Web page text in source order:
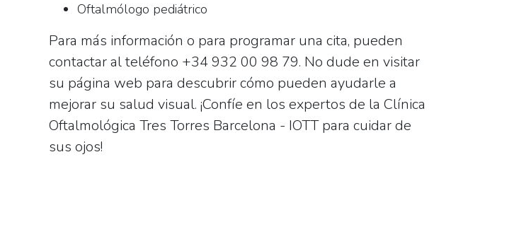
Oftalmólogo pediátrico
Para más información o para programar una cita, pueden
contactar al teléfono +34 932 00 98 79. No dude en visitar
su página web para descubrir cómo pueden ayudarle a
mejorar su salud visual. ¡Confíe en los expertos de la Clínica
Oftalmológica Tres Torres Barcelona - IOTT para cuidar de
sus ojos!